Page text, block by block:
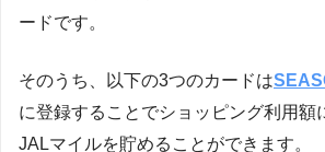
ードです。
そのうち、以下の3つのカードは
に登録することでショッピング利用額
JALマイルを貯めることができます。